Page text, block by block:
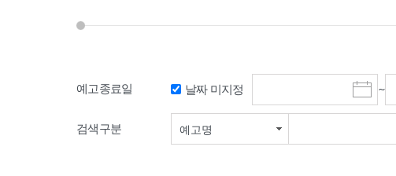
예고종료일 날짜 미지정
시
작
~
검색구분 예고명